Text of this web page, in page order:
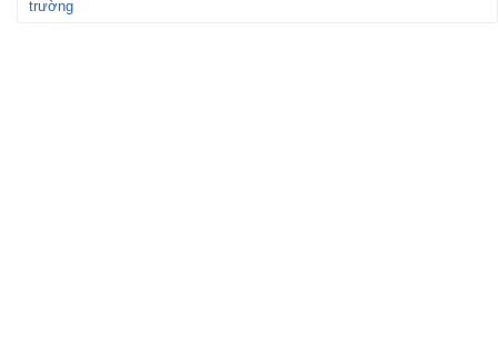
trường